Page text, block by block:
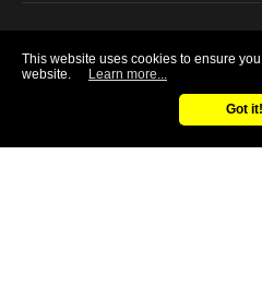
0800-
This website uses cookies to ensure
website.
Learn more...
Got it!